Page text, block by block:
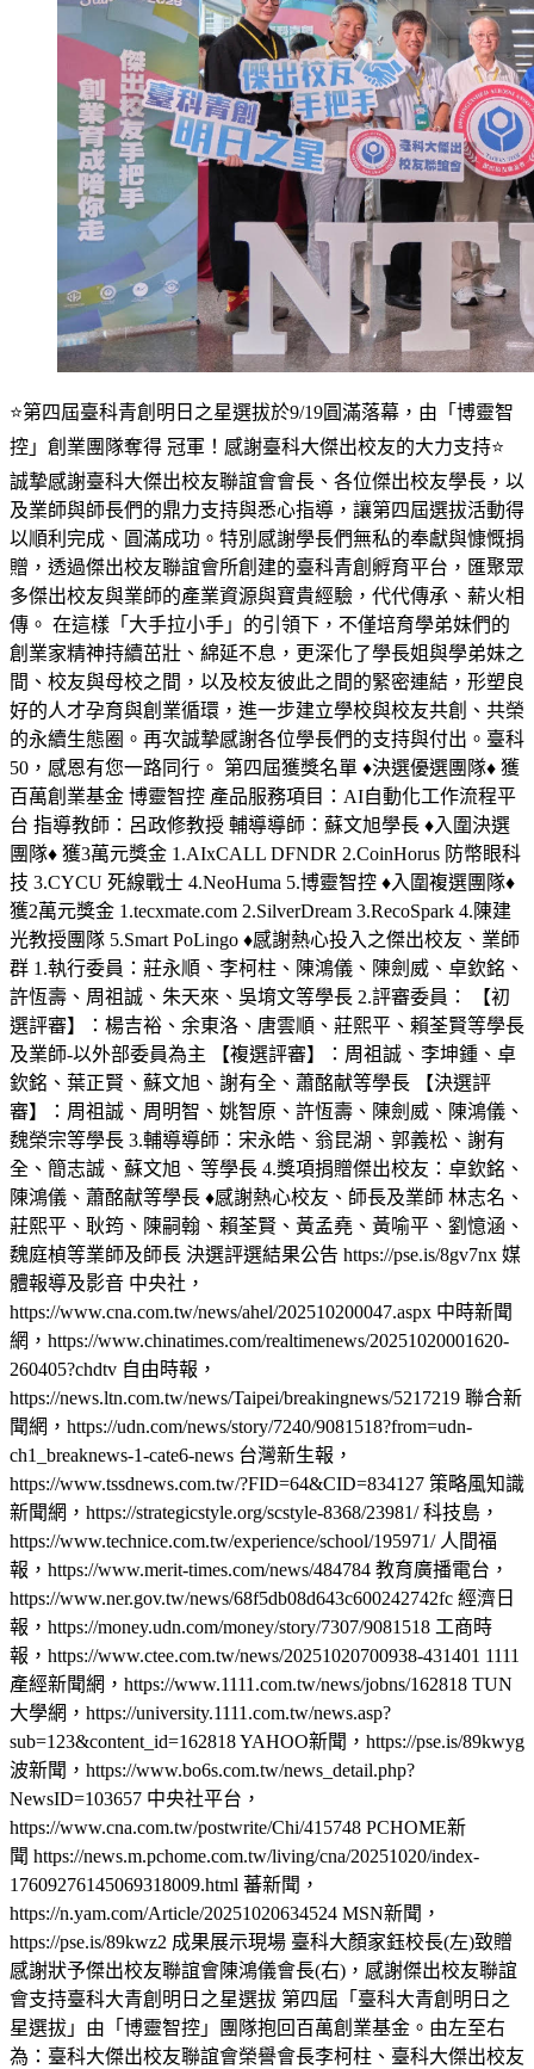
⭐第四屆臺科青創明日之星選拔於9/19圓滿落幕，由「博靈智
控」創業團隊奪得 冠軍！感謝臺科大傑出校友的大力支持⭐
誠摯感謝臺科大傑出校友聯誼會會長、各位傑出校友學長，以
及業師與師長們的鼎力支持與悉心指導，讓第四屆選拔活動得
以順利完成、圓滿成功。特別感謝學長們無私的奉獻與慷慨捐
贈，透過傑出校友聯誼會所創建的臺科青創孵育平台，匯聚眾
多傑出校友與業師的產業資源與寶貴經驗，代代傳承、薪火相
傳。 在這樣「大手拉小手」的引領下，不僅培育學弟妹們的
創業家精神持續茁壯、綿延不息，更深化了學長姐與學弟妹之
間、校友與母校之間，以及校友彼此之間的緊密連結，形塑良
好的人才孕育與創業循環，進一步建立學校與校友共創、共榮
的永續生態圈。再次誠摯感謝各位學長們的支持與付出。臺科
50，感恩有您一路同行。 第四屆獲獎名單 ♦️決選優選團隊♦️ 獲
百萬創業基金 博靈智控 產品服務項目：AI自動化工作流程平
台 指導教師：呂政修教授 輔導導師：蘇文旭學長 ♦️入圍決選
團隊♦️ 獲3萬元獎金 1.AIxCALL DFNDR 2.CoinHorus 防幣眼科
技 3.CYCU 死線戰士 4.NeoHuma 5.博靈智控 ♦️入圍複選團隊♦️
獲2萬元獎金 1.tecxmate.com 2.SilverDream 3.RecoSpark 4.陳建
光教授團隊 5.Smart PoLingo ♦️感謝熱心投入之傑出校友、業師
群 1.執行委員：莊永順、李柯柱、陳鴻儀、陳劍威、卓欽銘、
許恆壽、周祖誠、朱天來、吳堉文等學長 2.評審委員： 【初
選評審】：楊吉裕、余東洛、唐雲順、莊熙平、賴荃賢等學長
及業師-以外部委員為主 【複選評審】：周祖誠、李坤鍾、卓
欽銘、葉正賢、蘇文旭、謝有全、蕭酩献等學長 【決選評
審】：周祖誠、周明智、姚智原、許恆壽、陳劍威、陳鴻儀、
魏榮宗等學長 3.輔導導師：宋永皓、翁昆湖、郭義松、謝有
全、簡志誠、蘇文旭、等學長 4.獎項捐贈傑出校友：卓欽銘、
陳鴻儀、蕭酩献等學長 ♦️感謝熱心校友、師長及業師 林志名、
莊熙平、耿筠、陳嗣翰、賴荃賢、黃孟堯、黃喻平、劉憶涵、
魏庭楨等業師及師長 決選評選結果公告 https://pse.is/8gv7nx ️媒
體報導及影音 中央社，
https://www.cna.com.tw/news/ahel/202510200047.aspx 中時新聞
網，https://www.chinatimes.com/realtimenews/20251020001620-
260405?chdtv 自由時報，
https://news.ltn.com.tw/news/Taipei/breakingnews/5217219 聯合新
聞網，https://udn.com/news/story/7240/9081518?from=udn-
ch1_breaknews-1-cate6-news 台灣新生報，
https://www.tssdnews.com.tw/?FID=64&CID=834127 策略風知識
新聞網，https://strategicstyle.org/scstyle-8368/23981/ 科技島，
https://www.technice.com.tw/experience/school/195971/ 人間福
報，https://www.merit-times.com/news/484784 教育廣播電台，
https://www.ner.gov.tw/news/68f5db08d643c600242742fc 經濟日
報，https://money.udn.com/money/story/7307/9081518 工商時
報，https://www.ctee.com.tw/news/20251020700938-431401 1111
產經新聞網，https://www.1111.com.tw/news/jobns/162818 TUN
大學網，https://university.1111.com.tw/news.asp?
sub=123&content_id=162818 YAHOO新聞，https://pse.is/89kwyg
波新聞，https://www.bo6s.com.tw/news_detail.php?
NewsID=103657 中央社平台，
https://www.cna.com.tw/postwrite/Chi/415748 PCHOME新
聞 https://news.m.pchome.com.tw/living/cna/20251020/index-
17609276145069318009.html 蕃新聞，
https://n.yam.com/Article/20251020634524 MSN新聞，
https://pse.is/89kwz2 成果展示現場 臺科大顏家鈺校長(左)致贈
感謝狀予傑出校友聯誼會陳鴻儀會長(右)，感謝傑出校友聯誼
會支持臺科大青創明日之星選拔 第四屆「臺科大青創明日之
星選拔」由「博靈智控」團隊抱回百萬創業基金。由左至右
為：臺科大傑出校友聯誼會榮譽會長李柯柱、臺科大傑出校友